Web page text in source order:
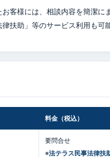
客様には、相談内容を簡潔に
扶助」等のサービス利用も可
料金（税込）
要問合せ
※法テラス民事法律扶